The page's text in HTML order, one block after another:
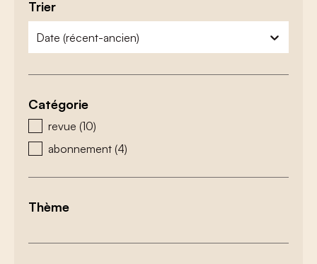
Trier
webshop - sortering
trier le contenu
Catégorie
webshop - categorie
revue (10)
abonnement (4)
Thème